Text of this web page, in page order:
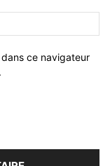
ce navigateur